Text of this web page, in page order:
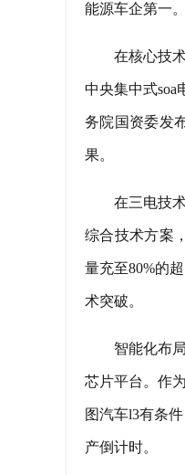
能源车企第一。
在核心技
中央集中式soa
务院国资委发
果。
在三电技
综合技术方案
量充至80%的
术突破。
智能化布
芯片平台。作
图汽车l3有条
产倒计时。